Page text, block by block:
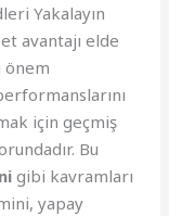
Yakalayın
avantajı elde
önem
için geçmiş
Bu
gibi kavramları
yapay